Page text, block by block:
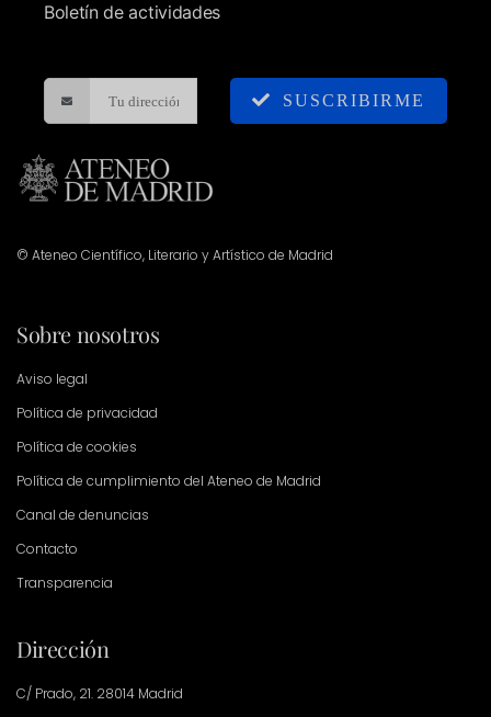
Boletín de actividades
SUSCRIBIRME
© Ateneo Científico, Literario y Artístico de Madrid
Sobre nosotros
Aviso legal
Política de privacidad
Política de cookies
Política de cumplimiento del Ateneo de Madrid
Canal de denuncias
Contacto
Transparencia
Dirección
C/ Prado, 21. 28014 Madrid